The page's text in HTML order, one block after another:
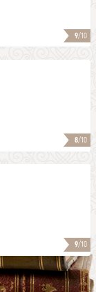
9/10
8/10
9/10